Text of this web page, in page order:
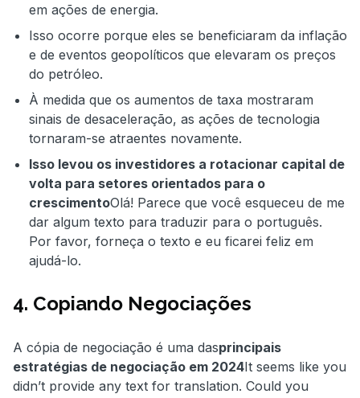
em ações de energia.
Isso ocorre porque eles se beneficiaram da inflação
e de eventos geopolíticos que elevaram os preços
do petróleo.
À medida que os aumentos de taxa mostraram
sinais de desaceleração, as ações de tecnologia
tornaram-se atraentes novamente.
Isso levou os investidores a rotacionar capital de
volta para setores orientados para o
crescimentoOlá! Parece que você esqueceu de me
dar algum texto para traduzir para o português.
Por favor, forneça o texto e eu ficarei feliz em
ajudá-lo.
4. Copiando Negociações
A cópia de negociação é uma dasprincipais
estratégias de negociação em 2024It seems like you
didn’t provide any text for translation. Could you